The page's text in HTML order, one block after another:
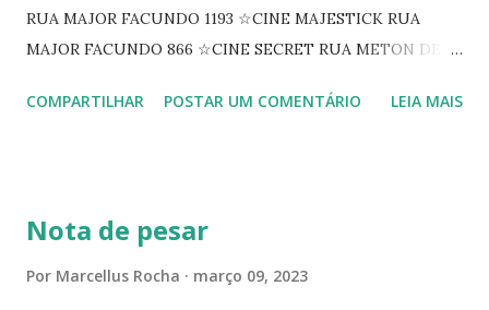
RUA MAJOR FACUNDO 1193 ☆CINE MAJESTICK RUA
MAJOR FACUNDO 866 ☆CINE SECRET RUA METON DE
PEIXOTO 1307 ☆CINE IRIS RUA FLORIANO PEIXOTO 1206
☆CINE VIP CLUBE RUA 24 DE MAIO 825 ☆CINE ECLIPSE
COMPARTILHAR POSTAR UM COMENTÁRIO LEIA MAIS
Nota de pesar
Por Marcellus Rocha março 09, 2023